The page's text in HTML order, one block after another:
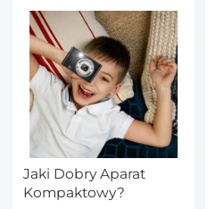
Jaki Dobry Aparat
Kompaktowy?